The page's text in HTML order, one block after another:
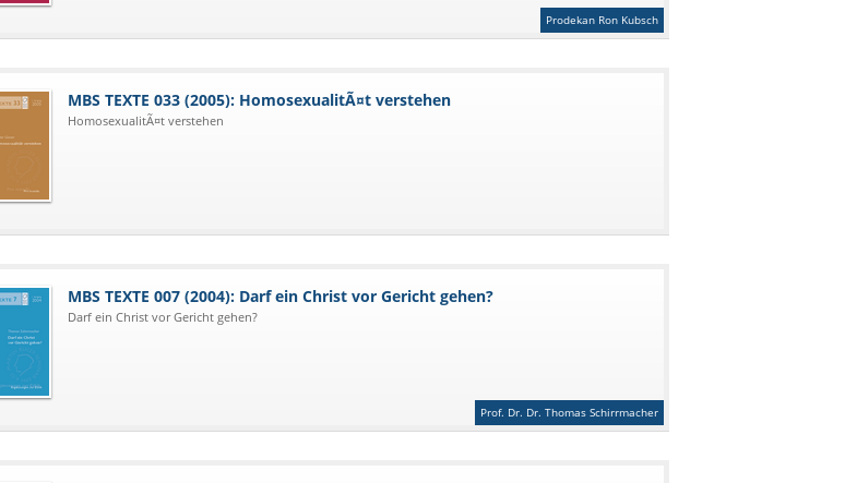
Prodekan Ron Kubsch
MBS TEXTE 033 (2005): HomosexualitÃ¤t verstehen
HomosexualitÃ¤t verstehen
MBS TEXTE 007 (2004): Darf ein Christ vor Gericht gehen?
Darf ein Christ vor Gericht gehen?
Prof. Dr. Dr. Thomas Schirrmacher